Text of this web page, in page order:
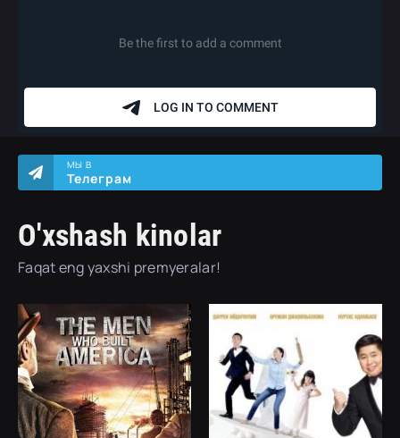
O'xshash kinolar
Faqat eng yaxshi premyeralar!
МЫ В
Телеграм